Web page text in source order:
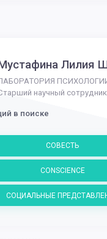
Лилия
научный сотрудник
в поиске
СОВЕСТЬ
CONSCIENCE
СОЦИАЛЬНЫЕ